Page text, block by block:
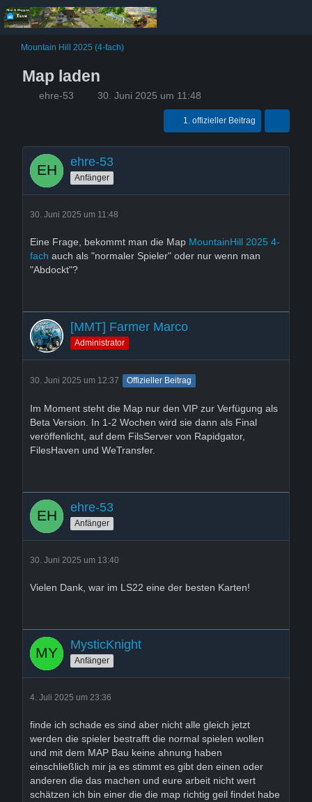
Mountain Hill 2025 (4-fach)
Map laden
ehre-53 30. Juni 2025 um 11:48
1. offizieller Beitrag
ehre-53
Anfänger
30. Juni 2025 um 11:48
Eine Frage, bekommt man die Map MountainHill 2025 4-
fach auch als "normaler Spieler" oder nur wenn man
"Abdockt"?
[MMT] Farmer Marco
Administrator
30. Juni 2025 um 12:37 Offizieller Beitrag
Im Moment steht die Map nur den VIP zur Verfügung als
Beta Version. In 1-2 Wochen wird sie dann als Final
veröffenlicht, auf dem FilsServer von Rapidgator,
FilesHaven und WeTransfer.
ehre-53
Anfänger
30. Juni 2025 um 13:40
Vielen Dank, war im LS22 eine der besten Karten!
MysticKnight
Anfänger
4. Juli 2025 um 23:36
finde ich schade es sind aber nicht alle gleich jetzt
werden die spieler bestrafft die normal spielen wollen
und mit dem MAP Bau keine ahnung haben
einschließlich mir ja es stimmt es gibt den einen oder
anderen die das machen und eure arbeit nicht wert
schätzen ich bin einer die die map richtig geil findet habe